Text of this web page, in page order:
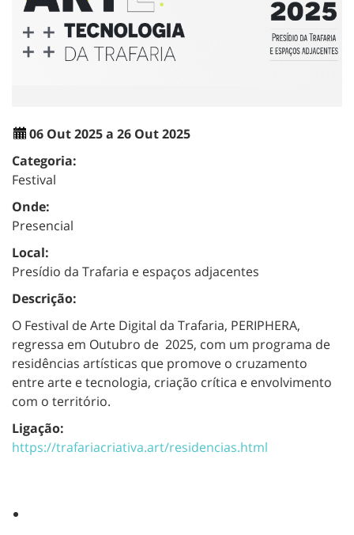
06 Out 2025 a 26 Out 2025
Categoria:
Festival
Onde:
Presencial
Local:
Presídio da Trafaria e espaços adjacentes
Descrição:
O Festival de Arte Digital da Trafaria, PERIPHERA,
regressa em Outubro de 2025, com um programa de
residências artísticas que promove o cruzamento
entre arte e tecnologia, criação crítica e envolvimento
com o território.
Ligação:
https://trafariacriativa.art/residencias.html